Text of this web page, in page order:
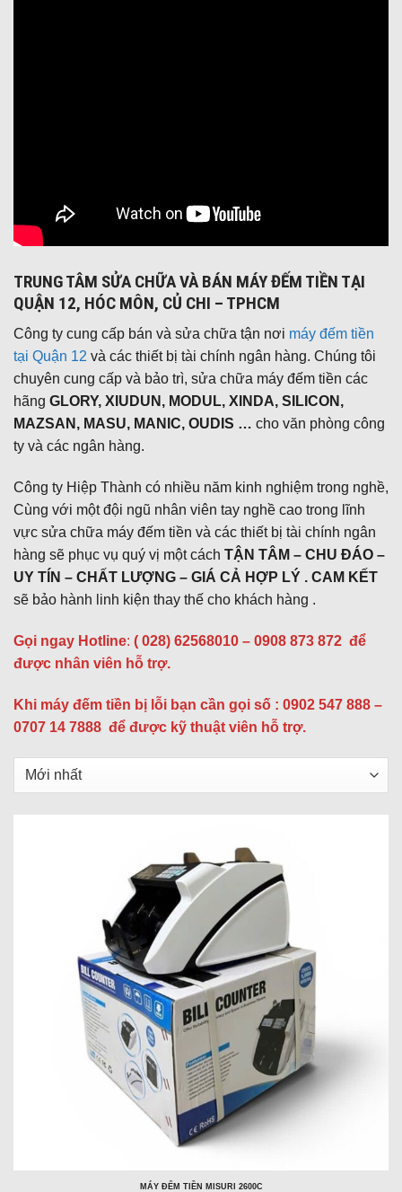
TRUNG TÂM SỬA CHỮA VÀ BÁN MÁY ĐẾM TIỀN TẠI
QUẬN 12, HÓC MÔN, CỦ CHI – TPHCM
Công ty cung cấp bán và sửa chữa tận nơi máy đếm tiền
tại Quận 12 và các thiết bị tài chính ngân hàng. Chúng tôi
chuyên cung cấp và bảo trì, sửa chữa máy đếm tiền các
hãng GLORY, XIUDUN, MODUL, XINDA, SILICON,
MAZSAN, MASU, MANIC, OUDIS … cho văn phòng công
ty và các ngân hàng.
Công ty Hiệp Thành có nhiều năm kinh nghiệm trong nghề,
Cùng với một đội ngũ nhân viên tay nghề cao trong lĩnh
vực sửa chữa máy đếm tiền và các thiết bị tài chính ngân
hàng sẽ phục vụ quý vị một cách TẬN TÂM – CHU ĐÁO –
UY TÍN – CHẤT LƯỢNG – GIÁ CẢ HỢP LÝ . CAM KẾT
sẽ bảo hành linh kiện thay thế cho khách hàng .
Gọi ngay Hotline: ( 028) 62568010 – 0908 873 872 để
được nhân viên hỗ trợ.
Khi máy đếm tiền bị lỗi bạn cần gọi số : 0902 547 888 –
0707 14 7888 để được kỹ thuật viên hỗ trợ.
Sắp
MÁY ĐẾM TIỀN MISURI 2600C